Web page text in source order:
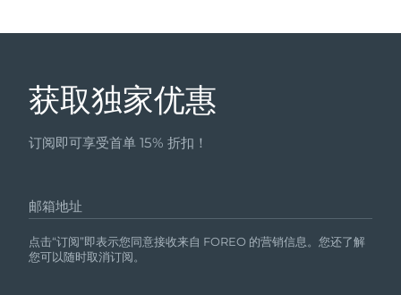
获取独家优惠
订阅即可享受首单 15% 折扣！
邮箱地址
点击“订阅”即表示您同意接收来自 FOREO 的营销信息。您还了解
您可以随时取消订阅。